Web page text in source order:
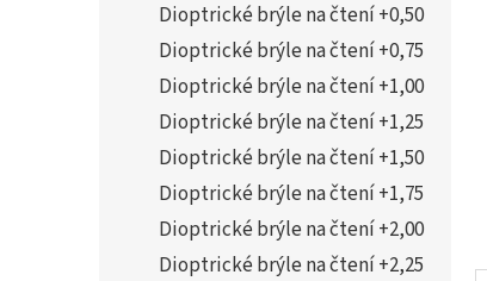
Dioptrické brýle na čtení +0,50
Dioptrické brýle na čtení +0,75
Dioptrické brýle na čtení +1,00
Dioptrické brýle na čtení +1,25
Dioptrické brýle na čtení +1,50
Dioptrické brýle na čtení +1,75
Dioptrické brýle na čtení +2,00
Dioptrické brýle na čtení +2,25